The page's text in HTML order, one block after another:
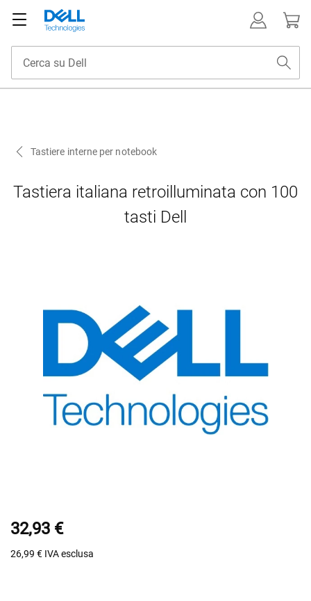
Tastiere interne per notebook
Tastiera italiana retroilluminata con 100
tasti Dell
32,93 €
26,99 € IVA esclusa